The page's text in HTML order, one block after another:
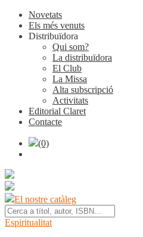
Novetats
Els més venuts
Distribuïdora
Qui som?
La distribuïdora
El Club
La Missa
Alta subscripció
Activitats
Editorial Claret
Contacte
(0)
El nostre catàleg
Espiritualitat